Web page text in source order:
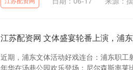
江苏配资网 文体盛宴轮番上演，浦
近期，浦东文体活动好戏连台：浦东职
年华在汤巷公园欢乐登场；尼尔森斯率